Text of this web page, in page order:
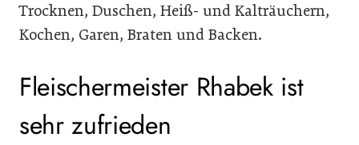
Trocknen, Duschen, Heiß- und Kalträuchern,
Kochen, Garen, Braten und Backen.
Fleischermeister Rhabek ist
sehr zufrieden